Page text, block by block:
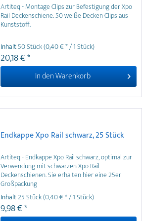
Artiteq - Montage Clips zur Befestigung der Xpo
Rail Deckenschiene. 50 weiße Decken Clips aus
Kunststoff.
Inhalt50 Stück(0,40 € * / 1 Stück)
20,18 € *
In denWarenkorb
Endkappe Xpo Rail schwarz, 25 Stück
Artiteq - Endkappe Xpo Rail schwarz, optimal zur
Verwendung mit schwarzen Xpo Rail
Deckenschienen. Sie erhalten hier eine 25er
Großpackung
Inhalt25 Stück(0,40 € * / 1 Stück)
9,98 € *